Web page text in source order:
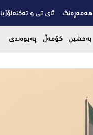
هەمەڕەنگ ئای تی و تەکنەلۆژیا
بەخشین کۆمەڵ پەیوەندی